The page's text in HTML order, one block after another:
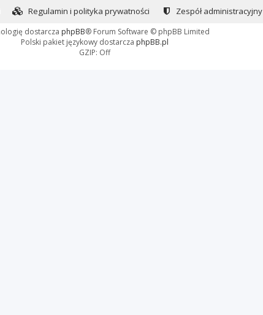
Zespół administracyjny
Regulamin i polityka prywatności
dostarcza phpBB® Forum Software © phpBB Limited
Polski pakiet językowy dostarcza phpBB.pl
GZIP: Off